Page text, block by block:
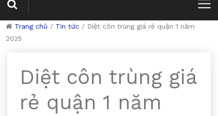
Trang chủ / Tin tức / Diệt côn trùng giá rẻ quận 1 năm
2025
Diệt côn trùng giá
rẻ quận 1 năm